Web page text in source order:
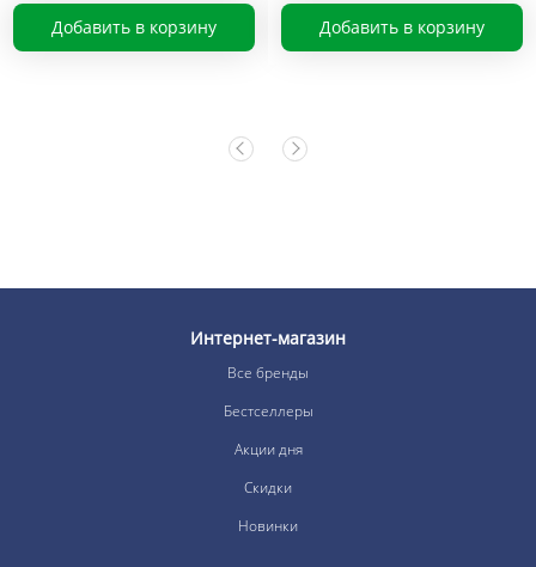
Добавить в корзину Добавить в корзину
Интернет-магазин
Все бренды
Бестселлеры
Акции дня
Скидки
Новинки